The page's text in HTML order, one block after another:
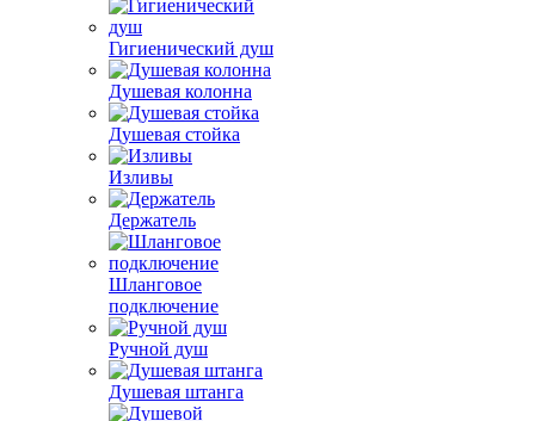
Гигиенический душ
Душевая колонна
Душевая стойка
Изливы
Держатель
Шланговое
подключение
Ручной душ
Душевая штанга